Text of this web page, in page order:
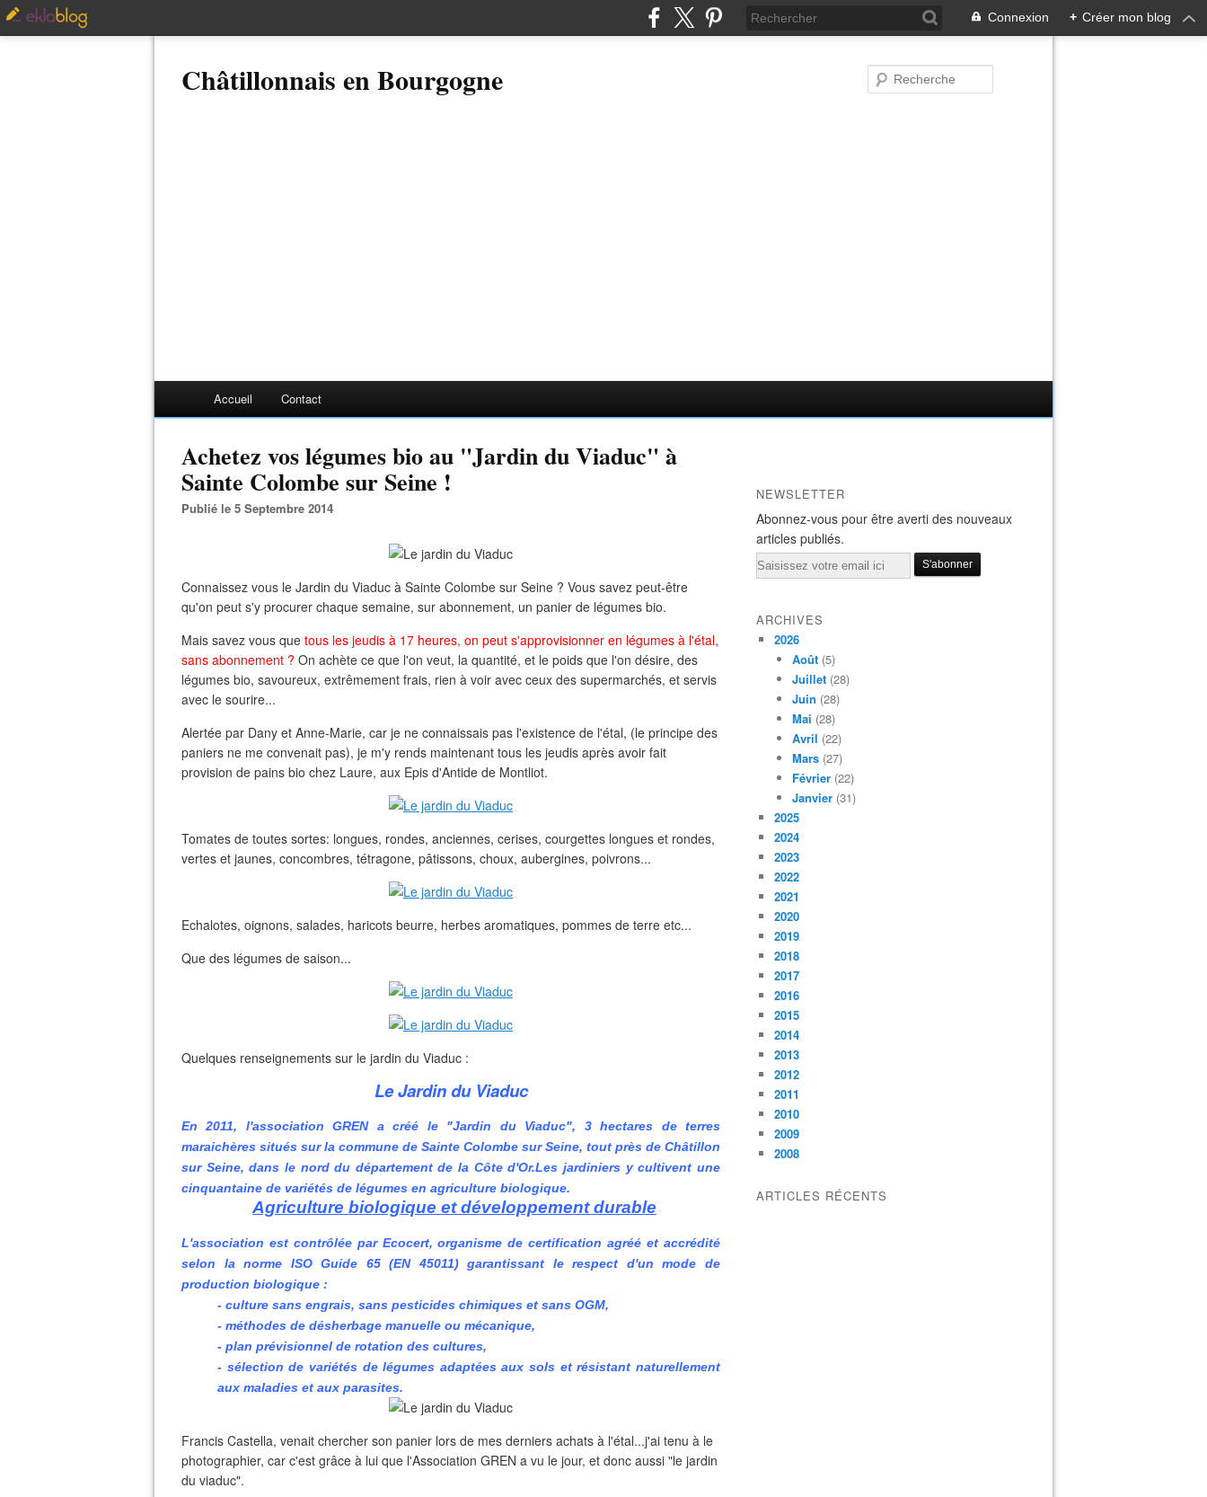
Connexion + Créer mon blog
Châtillonnais en Bourgogne
Accueil Contact
Achetez vos légumes bio au "Jardin du Viaduc" à
Sainte Colombe sur Seine !
Publié le 5 Septembre 2014
Connaissez vous le Jardin du Viaduc à Sainte Colombe sur Seine ? Vous savez peut-être
qu'on peut s'y procurer chaque semaine, sur abonnement, un panier de légumes bio.
Mais savez vous que tous les jeudis à 17 heures, on peut s'approvisionner en légumes à l'étal,
sans abonnement ? On achète ce que l'on veut, la quantité, et le poids que l'on désire, des
légumes bio, savoureux, extrêmement frais, rien à voir avec ceux des supermarchés, et servis
avec le sourire...
Alertée par Dany et Anne-Marie, car je ne connaissais pas l'existence de l'étal, (le principe des
paniers ne me convenait pas), je m'y rends maintenant tous les jeudis après avoir fait
provision de pains bio chez Laure, aux Epis d'Antide de Montliot.
Tomates de toutes sortes: longues, rondes, anciennes, cerises, courgettes longues et rondes,
vertes et jaunes, concombres, tétragone, pâtissons, choux, aubergines, poivrons...
Echalotes, oignons, salades, haricots beurre, herbes aromatiques, pommes de terre etc...
Que des légumes de saison...
Quelques renseignements sur le jardin du Viaduc :
Le Jardin du Viaduc
En 2011, l'association GREN a créé le "Jardin du Viaduc", 3 hectares de terres
maraichères situés sur la commune de Sainte Colombe sur Seine, tout près de Châtillon
sur Seine, dans le nord du département de la Côte d'Or.Les jardiniers y cultivent une
cinquantaine de variétés de légumes en agriculture biologique.
Agriculture biologique et développement durable
L'association est contrôlée par Ecocert, organisme de certification agréé et accrédité
selon la norme ISO Guide 65 (EN 45011) garantissant le respect d'un mode de
production biologique :
- culture sans engrais, sans pesticides chimiques et sans OGM,
- méthodes de désherbage manuelle ou mécanique,
- plan prévisionnel de rotation des cultures,
- sélection de variétés de légumes adaptées aux sols et résistant naturellement
aux maladies et aux parasites.
Francis Castella, venait chercher son panier lors de mes derniers achats à l'étal...j'ai tenu à le
photographier, car c'est grâce à lui que l'Association GREN a vu le jour, et donc aussi "le jardin
du viaduc".
NEWSLETTER
Abonnez-vous pour être averti des nouveaux
articles publiés.
Email
ARCHIVES
2026
Août (5)
Juillet (28)
Juin (28)
Mai (28)
Avril (22)
Mars (27)
Février (22)
Janvier (31)
2025
2024
2023
2022
2021
2020
2019
2018
2017
2016
2015
2014
2013
2012
2011
2010
2009
2008
ARTICLES RÉCENTS